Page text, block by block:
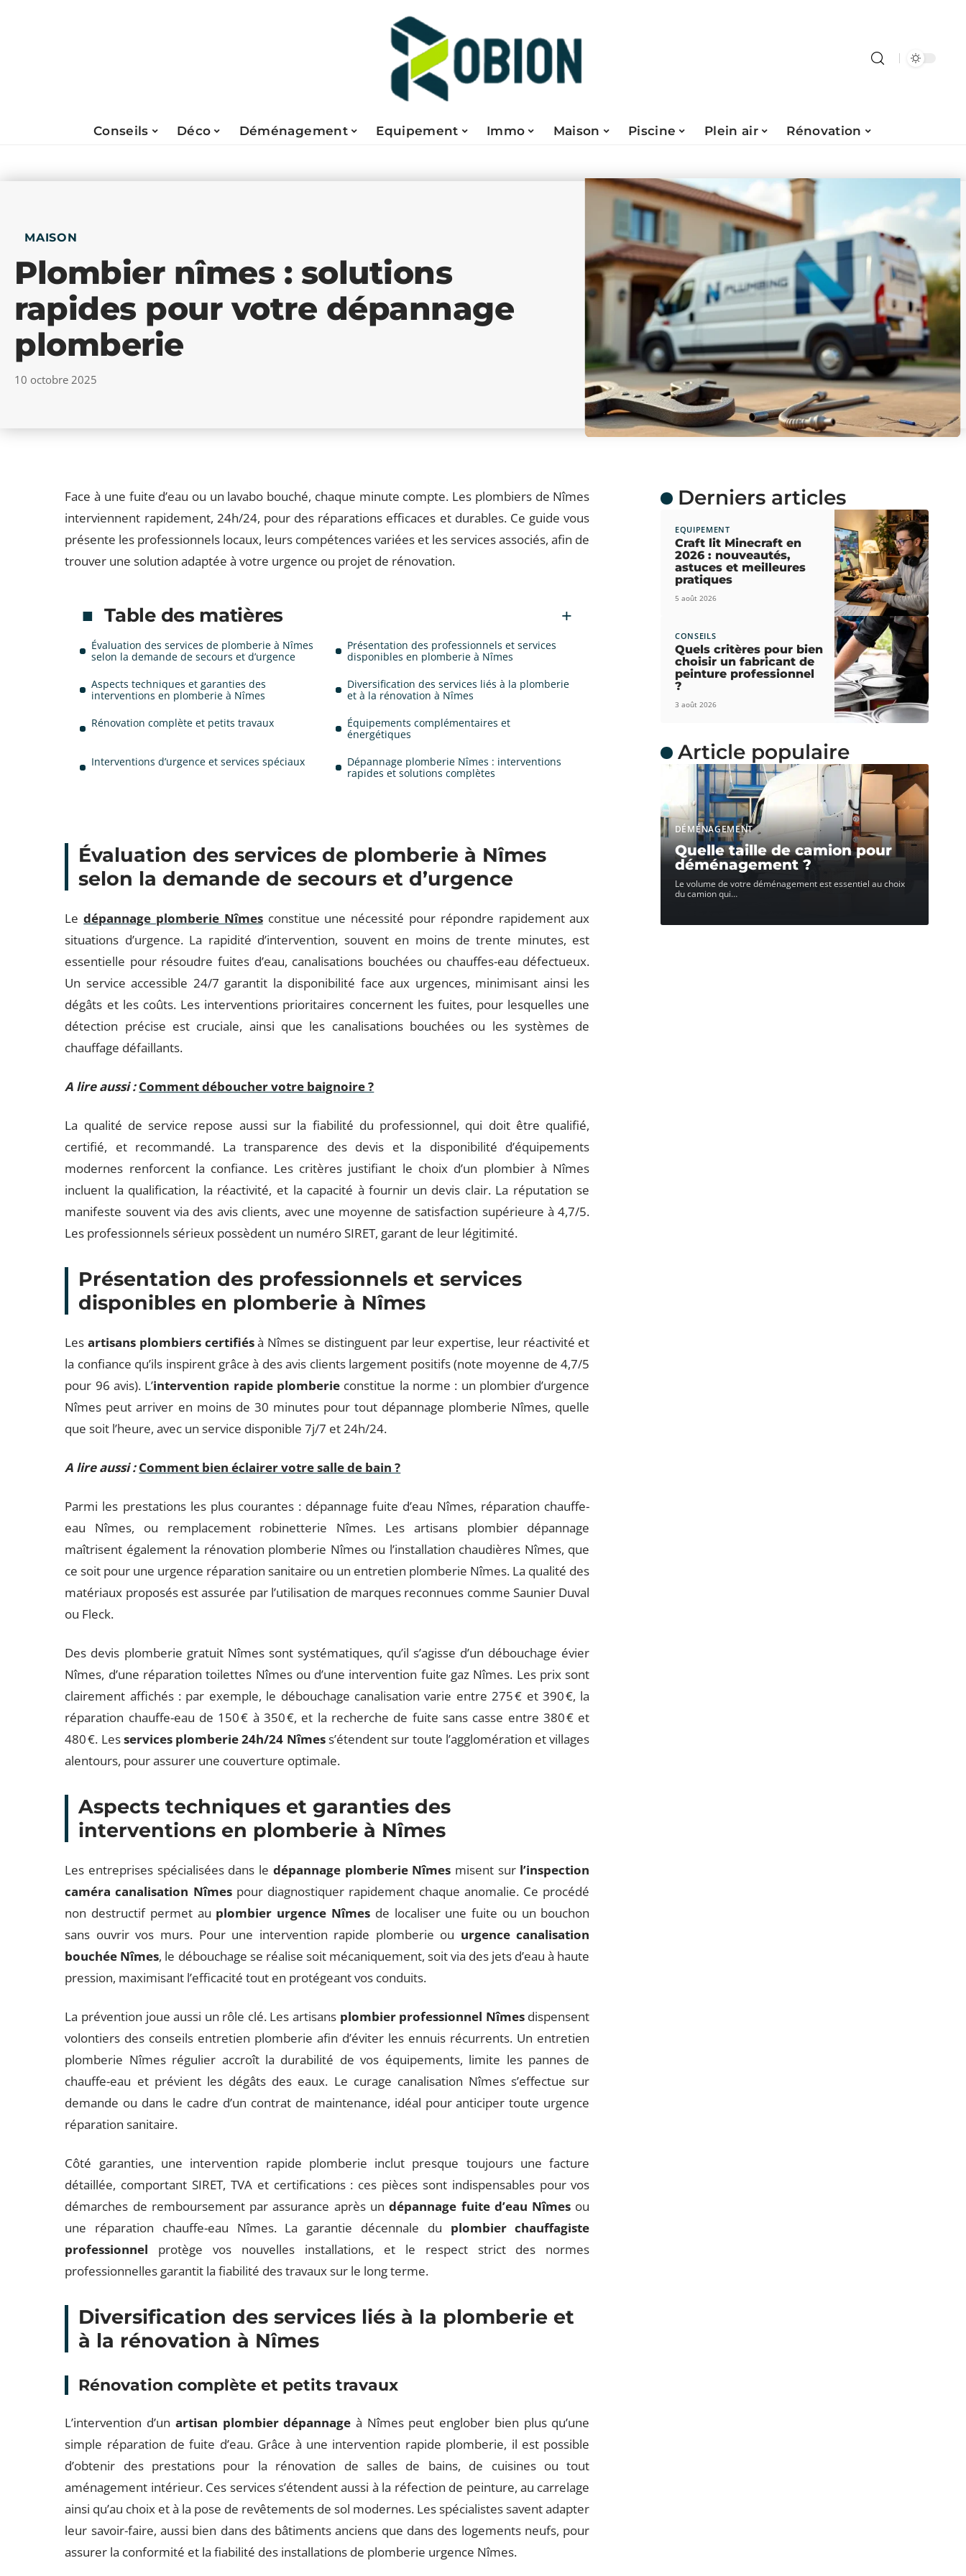
Conseils Déco Déménagement Equipement Immo Maison Piscine Plein air Rénovation
MAISON
Plombier nîmes : solutions
rapides pour votre dépannage
plomberie
10 octobre 2025
Face à une fuite d’eau ou un lavabo bouché, chaque minute compte. Les plombiers de Nîmes
interviennent rapidement, 24h/24, pour des réparations efficaces et durables. Ce guide vous
présente les professionnels locaux, leurs compétences variées et les services associés, afin de
trouver une solution adaptée à votre urgence ou projet de rénovation.
Table des matières
Évaluation des services de plomberie à Nîmes
selon la demande de secours et d’urgence
Présentation des professionnels et services
disponibles en plomberie à Nîmes
Aspects techniques et garanties des
interventions en plomberie à Nîmes
Diversification des services liés à la plomberie
et à la rénovation à Nîmes
Rénovation complète et petits travaux
Équipements complémentaires et
énergétiques
Interventions d’urgence et services spéciaux
Dépannage plomberie Nîmes : interventions
rapides et solutions complètes
Évaluation des services de plomberie à Nîmes
selon la demande de secours et d’urgence
Ledépannage plomberie Nîmesconstitue une nécessité pour répondre rapidement aux
situations d’urgence. La rapidité d’intervention, souvent en moins de trente minutes, est
essentielle pour résoudre fuites d’eau, canalisations bouchées ou chauffes-eau défectueux.
Un service accessible 24/7 garantit la disponibilité face aux urgences, minimisant ainsi les
dégâts et les coûts. Les interventions prioritaires concernent les fuites, pour lesquelles une
détection précise est cruciale, ainsi que les canalisations bouchées ou les systèmes de
chauffage défaillants.
A lire aussi : Comment déboucher votre baignoire ?
La qualité de service repose aussi sur la fiabilité du professionnel, qui doit être qualifié,
certifié, et recommandé. La transparence des devis et la disponibilité d’équipements
modernes renforcent la confiance. Les critères justifiant le choix d’un plombier à Nîmes
incluent la qualification, la réactivité, et la capacité à fournir un devis clair. La réputation se
manifeste souvent via des avis clients, avec une moyenne de satisfaction supérieure à 4,7/5.
Les professionnels sérieux possèdent un numéro SIRET, garant de leur légitimité.
Présentation des professionnels et services
disponibles en plomberie à Nîmes
Lesartisans plombiers certifiésà Nîmes se distinguent par leur expertise, leur réactivité et
la confiance qu’ils inspirent grâce à des avis clients largement positifs (note moyenne de 4,7/5
pour 96 avis). L’intervention rapide plomberie constitue la norme : un plombier d’urgence
Nîmes peut arriver en moins de 30 minutes pour tout dépannage plomberie Nîmes, quelle
que soit l’heure, avec un service disponible 7j/7 et 24h/24.
A lire aussi : Comment bien éclairer votre salle de bain ?
Parmi les prestations les plus courantes : dépannage fuite d’eau Nîmes, réparation chauffe-
eau Nîmes, ou remplacement robinetterie Nîmes. Les artisans plombier dépannage
maîtrisent également la rénovation plomberie Nîmes ou l’installation chaudières Nîmes, que
ce soit pour une urgence réparation sanitaire ou un entretien plomberie Nîmes. La qualité des
matériaux proposés est assurée par l’utilisation de marques reconnues comme Saunier Duval
ou Fleck.
Des devis plomberie gratuit Nîmes sont systématiques, qu’il s’agisse d’un débouchage évier
Nîmes, d’une réparation toilettes Nîmes ou d’une intervention fuite gaz Nîmes. Les prix sont
clairement affichés : par exemple, le débouchage canalisation varie entre 275 € et 390 €, la
réparation chauffe-eau de 150 € à 350 €, et la recherche de fuite sans casse entre 380 € et
480 €. Lesservices plomberie 24h/24 Nîmess’étendent sur toute l’agglomération et villages
alentours, pour assurer une couverture optimale.
Aspects techniques et garanties des
interventions en plomberie à Nîmes
Les entreprises spécialisées dans le dépannage plomberie Nîmes misent sur l’inspection
caméra canalisation Nîmespour diagnostiquer rapidement chaque anomalie. Ce procédé
non destructif permet au plombier urgence Nîmesde localiser une fuite ou un bouchon
sans ouvrir vos murs. Pour une intervention rapide plomberie ou urgence canalisation
bouchée Nîmes, le débouchage se réalise soit mécaniquement, soit via des jets d’eau à haute
pression, maximisant l’efficacité tout en protégeant vos conduits.
La prévention joue aussi un rôle clé. Les artisans plombier professionnel Nîmesdispensent
volontiers des conseils entretien plomberie afin d’éviter les ennuis récurrents. Un entretien
plomberie Nîmes régulier accroît la durabilité de vos équipements, limite les pannes de
chauffe-eau et prévient les dégâts des eaux. Le curage canalisation Nîmes s’effectue sur
demande ou dans le cadre d’un contrat de maintenance, idéal pour anticiper toute urgence
réparation sanitaire.
Côté garanties, une intervention rapide plomberie inclut presque toujours une facture
détaillée, comportant SIRET, TVA et certifications : ces pièces sont indispensables pour vos
démarches de remboursement par assurance après undépannage fuite d’eau Nîmes ou
une réparation chauffe-eau Nîmes. La garantie décennale du plombier chauffagiste
professionnel protège vos nouvelles installations, et le respect strict des normes
professionnelles garantit la fiabilité des travaux sur le long terme.
Diversification des services liés à la plomberie et
à la rénovation à Nîmes
Rénovation complète et petits travaux
L’intervention d’un artisan plombier dépannage à Nîmes peut englober bien plus qu’une
simple réparation de fuite d’eau. Grâce à une intervention rapide plomberie, il est possible
d’obtenir des prestations pour la rénovation de salles de bains, de cuisines ou tout
aménagement intérieur. Ces services s’étendent aussi à la réfection de peinture, au carrelage
ainsi qu’au choix et à la pose de revêtements de sol modernes. Les spécialistes savent adapter
leur savoir-faire, aussi bien dans des bâtiments anciens que dans des logements neufs, pour
assurer la conformité et la fiabilité des installations de plomberie urgence Nîmes.
Derniers articles
EQUIPEMENT
Craft lit Minecraft en
2026 : nouveautés,
astuces et meilleures
pratiques
5 août 2026
CONSEILS
Quels critères pour bien
choisir un fabricant de
peinture professionnel
?
3 août 2026
Article populaire
DÉMÉNAGEMENT
Quelle taille de camion pour
déménagement ?
Le volume de votre déménagement est essentiel au choix
du camion qui…